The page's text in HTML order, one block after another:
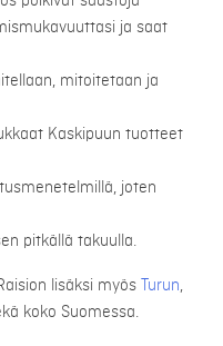
ja saat
mitoitetaan ja
Kaskipuun tuotteet
joten
pitkällä takuulla.
lisäksi myös Turun,
koko Suomessa.